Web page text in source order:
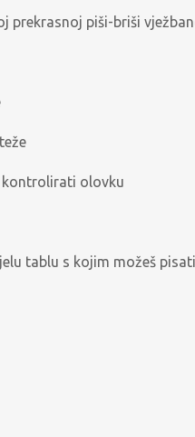
prekrasnoj piši-briši
kontrolirati olovku
tablu s kojim možeš